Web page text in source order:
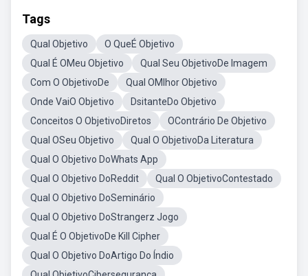
Tags
Qual Objetivo
O QueÉ Objetivo
Qual É OMeu Objetivo
Qual Seu ObjetivoDe Imagem
Com O ObjetivoDe
Qual OMlhor Objetivo
Onde VaiO Objetivo
DsitanteDo Objetivo
Conceitos O ObjetivoDiretos
OContrário De Objetivo
Qual OSeu Objetivo
Qual O ObjetivoDa Literatura
Qual O Objetivo DoWhats App
Qual O Objetivo DoReddit
Qual O ObjetivoContestado
Qual O Objetivo DoSeminário
Qual O Objetivo DoStrangerz Jogo
Qual É O ObjetivoDe Kill Cipher
Qual O Objetivo DoArtigo Do Índio